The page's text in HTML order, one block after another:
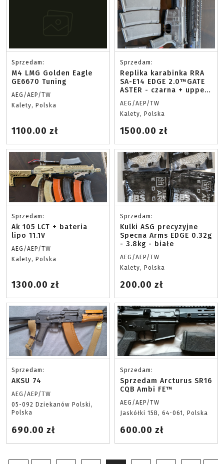
Sprzedam:
M4 LMG Golden Eagle
GE6670 Tuning
AEG/AEP/TW
Kalety, Polska
1100.00 zł
Sprzedam:
Replika karabinka RRA
SA-E14 EDGE 2.0™GATE
ASTER - czarna + upper
CQB
AEG/AEP/TW
Kalety, Polska
1500.00 zł
Sprzedam:
Ak 105 LCT + bateria
lipo 11.1V
AEG/AEP/TW
Kalety, Polska
1300.00 zł
Sprzedam:
Kulki ASG precyzyjne
Specna Arms EDGE 0.32g
- 3.8kg - białe
AEG/AEP/TW
Kalety, Polska
200.00 zł
Sprzedam:
AKSU 74
AEG/AEP/TW
05-092 Dziekanów Polski,
Polska
690.00 zł
Sprzedam:
Sprzedam Arcturus SR16
CQB Ambi FE™
AEG/AEP/TW
Jaskółki 15B, 64-061, Polska
600.00 zł